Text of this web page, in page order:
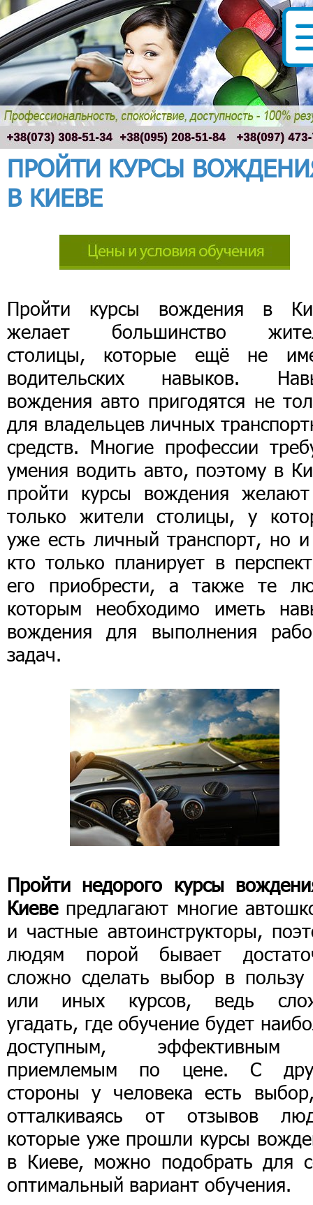
ПРОЙТИ КУРСЫ
В КИЕВЕ
Пройти курсы вождения в
желает большинство
столицы, которые ещё не
водительских навыков.
вождения авто пригодятся не
для владельцев личных
средств. Многие профессии
умения водить авто, поэтому в
пройти курсы вождения
только жители столицы, у
уже есть личный транспорт, но
кто только планирует в
его приобрести, а также те
которым необходимо иметь
вождения для выполнения
задач.
Пройти недорого курсы
Киевепредлагают многие
и частные автоинструкторы,
людям порой бывает
сложно сделать выбор в пользу
или иных курсов, ведь
угадать, где обучение будет
доступным,
приемлемым по цене. С
стороны у человека есть
отталкиваясь от отзывов
которые уже прошли курсы
в Киеве, можно подобрать для
оптимальный вариант обучения.